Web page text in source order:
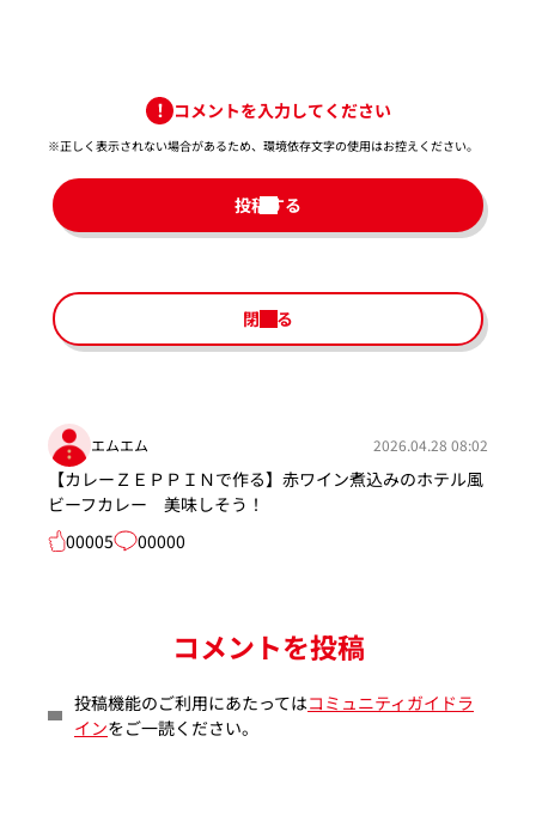
コメントを入力してください
※正しく表示されない場合があるため、環境依存文字の使用はお控えください。​
投稿する
閉じる
エムエム 2026.04.28 08:02
【カレーＺＥＰＰＩＮで作る】赤ワイン煮込みのホテル風
ビーフカレー 美味しそう！
00005
00000
コメントを投稿
投稿機能のご利用にあたってはコミュニティガイドラ
インをご一読ください。